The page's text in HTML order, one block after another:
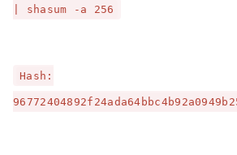
| shasum -a 256
Hash: